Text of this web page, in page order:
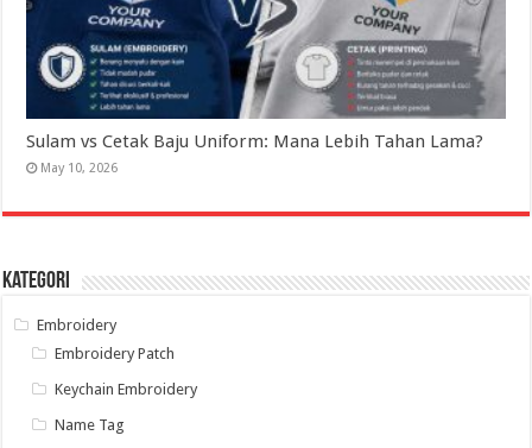
Sulam vs Cetak Baju Uniform: Mana Lebih Tahan Lama?
May 10, 2026
Kategori
Embroidery
Embroidery Patch
Keychain Embroidery
Name Tag